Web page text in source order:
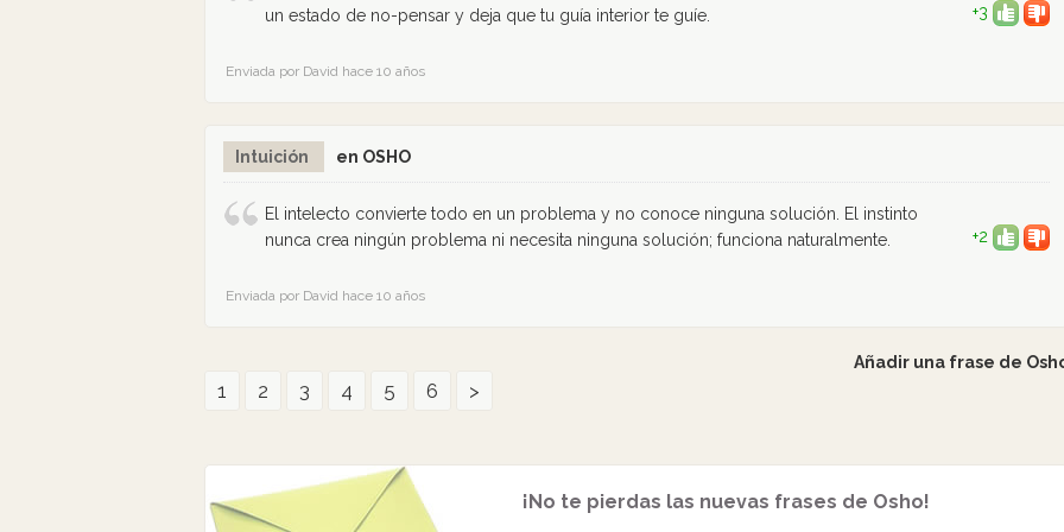
un estado de no-pensar y deja que tu guía interior te guíe. +3
Enviada por David hace 10 años
Intuición en OSHO
El intelecto convierte todo en un problema y no conoce ninguna solución. El instinto
nunca crea ningún problema ni necesita ninguna solución; funciona naturalmente.
+2
Enviada por David hace 10 años
Añadir una frase de
1 2 3 4 5 6 >
¡No te pierdas las nuevas frases de Osho!